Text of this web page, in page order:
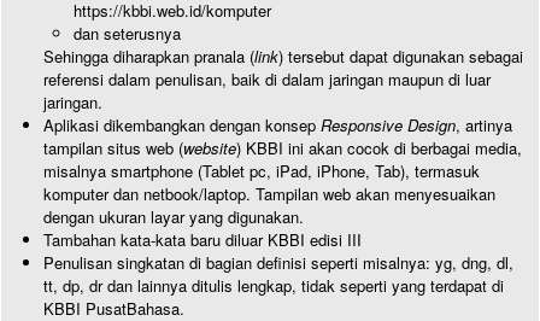
https://kbbi.web.id/komputer
dan seterusnya
Sehingga diharapkan pranala (link) tersebut dapat digunakan sebagai
referensi dalam penulisan, baik di dalam jaringan maupun di luar
jaringan.
Aplikasi dikembangkan dengan konsep Responsive Design, artinya
tampilan situs web (website) KBBI ini akan cocok di berbagai media,
misalnya smartphone (Tablet pc, iPad, iPhone, Tab), termasuk
komputer dan netbook/laptop. Tampilan web akan menyesuaikan
dengan ukuran layar yang digunakan.
Tambahan kata-kata baru diluar KBBI edisi III
Penulisan singkatan di bagian definisi seperti misalnya: yg, dng, dl,
tt, dp, dr dan lainnya ditulis lengkap, tidak seperti yang terdapat di
KBBI PusatBahasa.